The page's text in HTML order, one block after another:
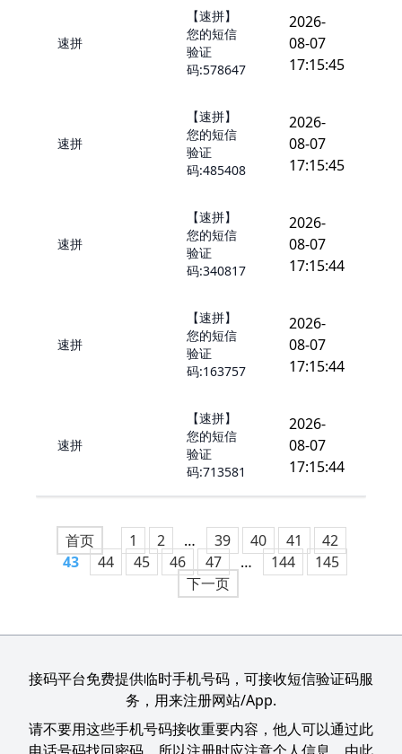
速拼
【速拼】
您的短信
验证
码:578647
2026-
08-07
17:15:45
速拼
【速拼】
您的短信
验证
码:485408
2026-
08-07
17:15:45
速拼
【速拼】
您的短信
验证
码:340817
2026-
08-07
17:15:44
速拼
【速拼】
您的短信
验证
码:163757
2026-
08-07
17:15:44
速拼
【速拼】
您的短信
验证
码:713581
2026-
08-07
17:15:44
首页 1 2 … 39 40 41
42
43
44 45 46 47 … 144
145
下一页
接码平台免费提供临时手机号码，可接收短信验证码服
务，用来注册网站/App.
请不要用这些手机号码接收重要内容，他人可以通过此
电话号码找回密码，所以注册时应注意个人信息，由此